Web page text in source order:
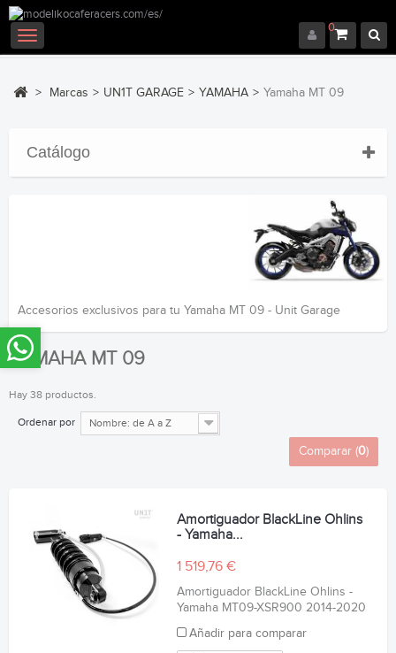
0
Navegación
Toggle
> Marcas > UN1T GARAGE > YAMAHA > Yamaha MT 09
Catálogo
Accesorios exclusivos para tu Yamaha MT 09 - Unit Garage
YAMAHA MT 09
Hay 38 productos.
Ordenar por Nombre: de A a Z
Comparar (0)
Amortiguador BlackLine Ohlins
- Yamaha...
1 519,76 €
Amortiguador BlackLine Ohlins -
Yamaha MT09-XSR900 2014-2020
Añadir para comparar